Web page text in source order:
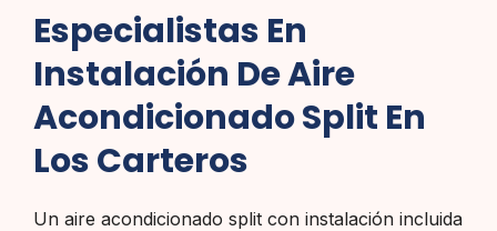
Especialistas En
Instalación De Aire
Acondicionado Split En
Los Carteros
Un aire acondicionado split con instalación incluida